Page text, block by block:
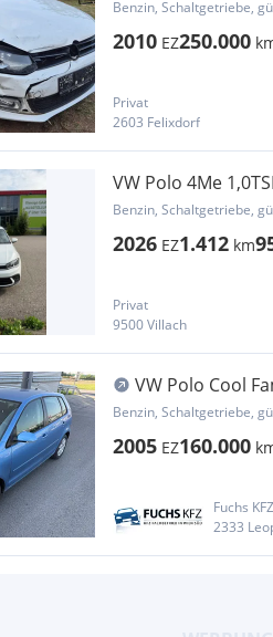
Benzin, Schaltgetriebe,
2010 EZ250.000
Privat
2603 Felixdorf
VW Polo 4Me 1,0TSI
Benzin, Schaltgetriebe,
2026 EZ1.412 km
Privat
9500 Villach
VW Polo Cool
Benzin, Schaltgetriebe,
2005 EZ160.000
Fuchs
2333